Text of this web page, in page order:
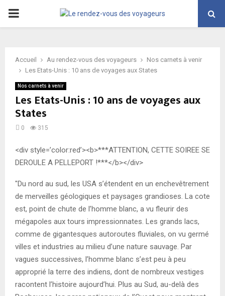
PRIMARY
Accueil Au rendez-vous des voyageurs
Nos carnets à venir
Les Etats-Unis : 10 ans de voyages aux States
Nos carnets à venir
Les Etats-Unis : 10 ans de voyages aux
States
0 315
<div style=’color:red’><b>***ATTENTION, CETTE SOIREE SE
DEROULE A PELLEPORT !***</b></div>
"Du nord au sud, les USA s’étendent en un enchevêtrement
de merveilles géologiques et paysages grandioses. La cote
est, point de chute de l’homme blanc, a vu fleurir des
mégapoles aux tours impressionnates. Les grands lacs,
comme de gigantesques autoroutes fluviales, on vu germé
villes et industries au milieu d’une nature sauvage. Par
vagues successives, l’homme blanc s’est peu à peu
approprié la terre des indiens, dont de nombreux vestiges
racontent l’histoire aujourd’hui. Plus au Sud, au-delà des